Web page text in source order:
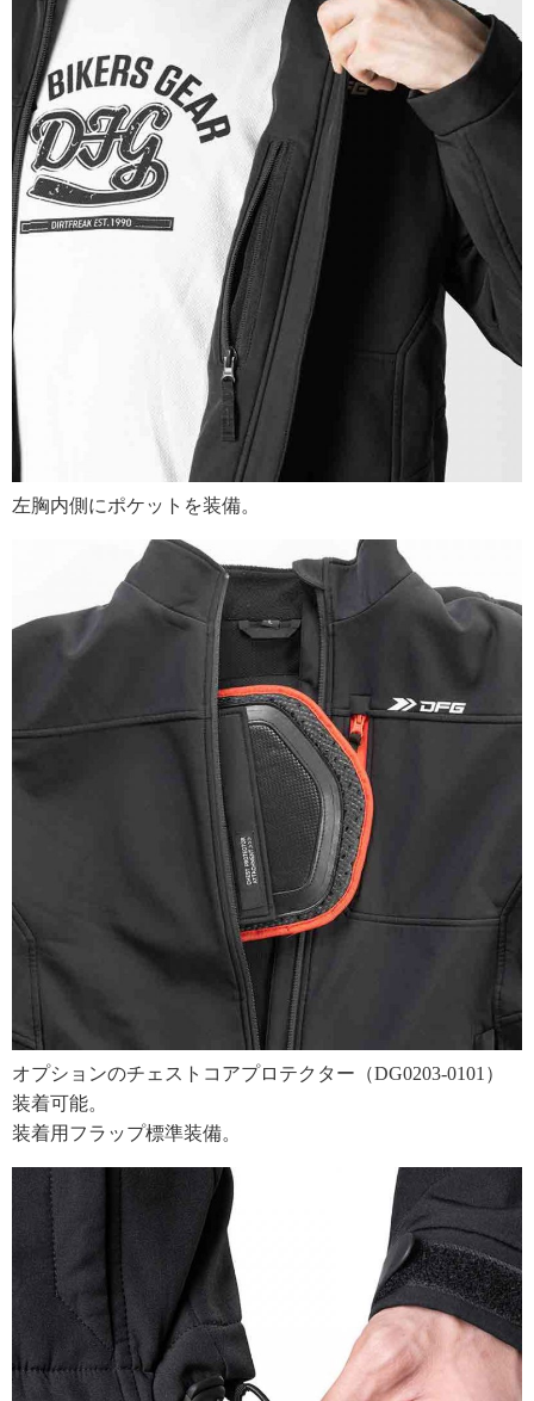
左胸内側にポケットを装備。
オプションのチェストコアプロテクター（DG0203-0101）
装着可能。
装着用フラップ標準装備。